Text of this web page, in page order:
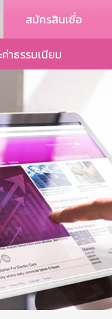
สมัครสินเชื่อ
าธรรมเนียม